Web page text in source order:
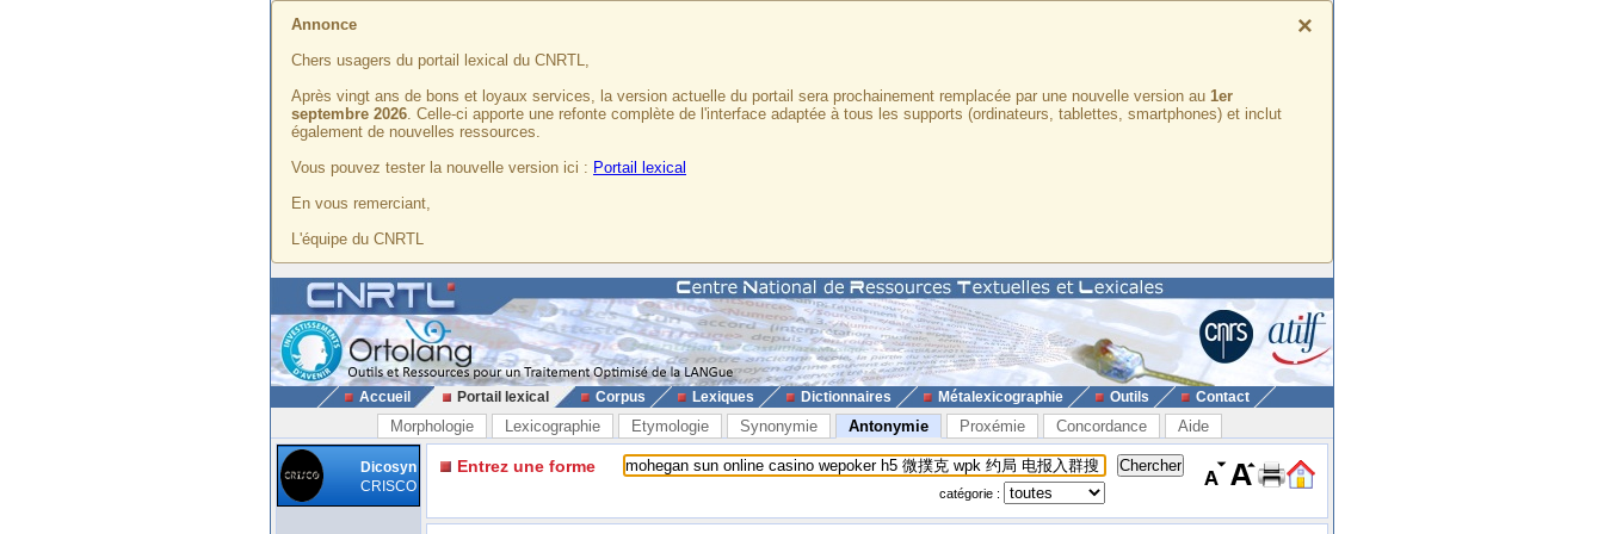
×
Annonce
Chers usagers du portail lexical du CNRTL,
Après vingt ans de bons et loyaux services, la version actuelle du portail sera prochainement remplacée par une nouvelle version au 1er
septembre 2026. Celle-ci apporte une refonte complète de l'interface adaptée à tous les supports (ordinateurs, tablettes, smartphones) et inclut
également de nouvelles ressources.
Vous pouvez tester la nouvelle version ici : Portail lexical
En vous remerciant,
L'équipe du CNRTL
Accueil Portail lexical Corpus Lexiques Dictionnaires Métalexicographie Outils Contact
Morphologie Lexicographie Etymologie Synonymie Antonymie Proxémie Concordance Aide
Dicosyn
CRISCO
Entrez une forme
catégorie :